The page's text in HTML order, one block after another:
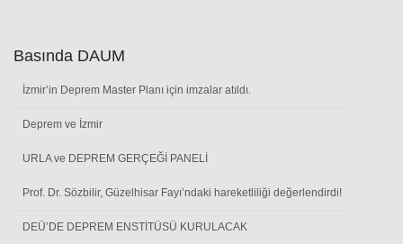
Basında DAUM
İzmir’in Deprem Master Planı için imzalar atıldı.
Deprem ve İzmir
URLA ve DEPREM GERÇEĞİ PANELİ
Prof. Dr. Sözbilir, Güzelhisar Fayı’ndaki hareketliliği değerlendirdi!
DEÜ’DE DEPREM ENSTİTÜSÜ KURULACAK